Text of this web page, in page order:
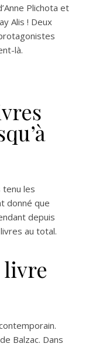
Plichota et
Alis ! Deux
là.
les
donné que
depuis
au total.
livre
de Balzac. Dans